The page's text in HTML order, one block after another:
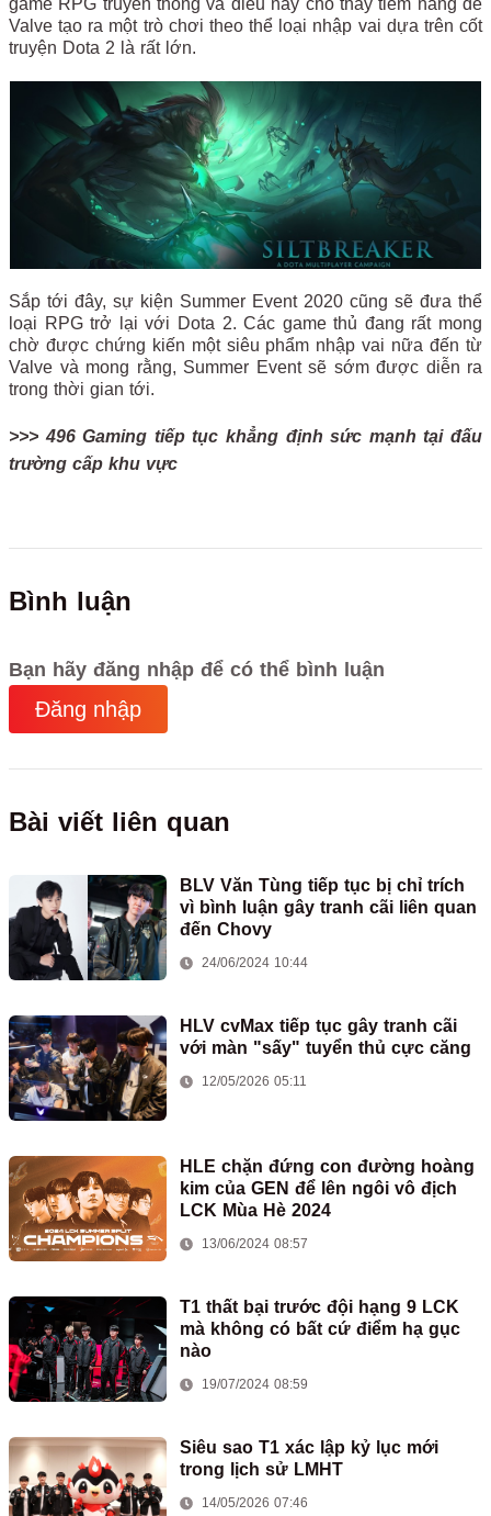
Valve tạo ra một trò chơi theo thể loại nhập vai dựa trên cốt
truyện Dota 2 là rất lớn.
Sắp tới đây, sự kiện Summer Event 2020 cũng sẽ đưa thể
loại RPG trở lại với Dota 2. Các game thủ đang rất mong
chờ được chứng kiến một siêu phẩm nhập vai nữa đến từ
Valve và mong rằng, Summer Event sẽ sớm được diễn ra
trong thời gian tới.
>>> 496 Gaming tiếp tục khẳng định sức mạnh tại đấu
trường cấp khu vực
Bình luận
Bạn hãy đăng nhập để có thể bình luận
Đăng nhập
Bài viết liên quan
BLV Văn Tùng tiếp tục bị chỉ trích
vì bình luận gây tranh cãi liên quan
đến Chovy
24/06/2024 10:44
HLV cvMax tiếp tục gây tranh cãi
với màn "sấy" tuyển thủ cực căng
12/05/2026 05:11
HLE chặn đứng con đường hoàng
kim của GEN để lên ngôi vô địch
LCK Mùa Hè 2024
13/06/2024 08:57
T1 thất bại trước đội hạng 9 LCK
mà không có bất cứ điểm hạ gục
nào
19/07/2024 08:59
Siêu sao T1 xác lập kỷ lục mới
trong lịch sử LMHT
14/05/2026 07:46